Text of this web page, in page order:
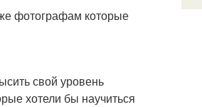
фотографам которые
свой уровень
хотели бы научиться